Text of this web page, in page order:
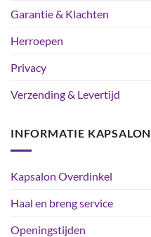
Garantie & Klachten
Herroepen
Privacy
Verzending & Levertijd
INFORMATIE KAPSALON
Kapsalon Overdinkel
Haal en breng service
Openingstijden